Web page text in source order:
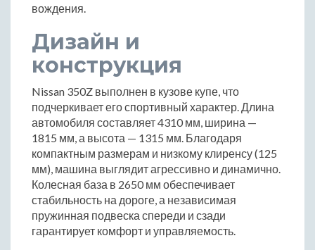
вождения.
Дизайн и
конструкция
Nissan 350Z выполнен в кузове купе, что
подчеркивает его спортивный характер. Длина
автомобиля составляет 4310 мм, ширина —
1815 мм, а высота — 1315 мм. Благодаря
компактным размерам и низкому клиренсу (125
мм), машина выглядит агрессивно и динамично.
Колесная база в 2650 мм обеспечивает
стабильность на дороге, а независимая
пружинная подвеска спереди и сзади
гарантирует комфорт и управляемость.